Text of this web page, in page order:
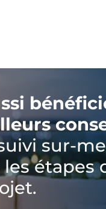
sur-
étapes